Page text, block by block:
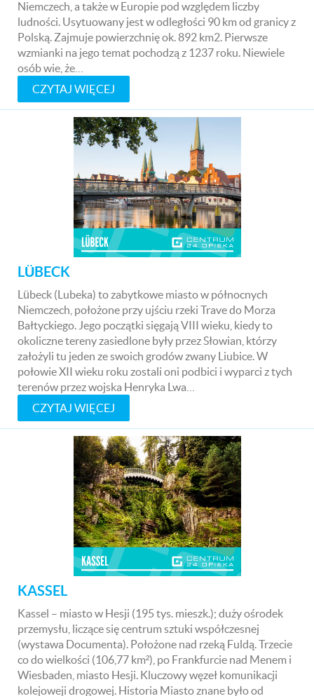
Niemczech, a także w Europie pod względem liczby
ludności. Usytuowany jest w odległości 90 km od granicy z
Polską. Zajmuje powierzchnię ok. 892 km2. Pierwsze
wzmianki na jego temat pochodzą z 1237 roku. Niewiele
osób wie, że…
CZYTAJ WIĘCEJ
LÜBECK
Lübeck (Lubeka) to zabytkowe miasto w północnych
Niemczech, położone przy ujściu rzeki Trave do Morza
Bałtyckiego. Jego początki sięgają VIII wieku, kiedy to
okoliczne tereny zasiedlone były przez Słowian, którzy
założyli tu jeden ze swoich grodów zwany Liubice. W
połowie XII wieku roku zostali oni podbici i wyparci z tych
terenów przez wojska Henryka Lwa…
CZYTAJ WIĘCEJ
KASSEL
Kassel – miasto w Hesji (195 tys. mieszk.); duży ośrodek
przemysłu, liczące się centrum sztuki współczesnej
(wystawa Documenta). Położone nad rzeką Fuldą. Trzecie
co do wielkości (106,77 km²), po Frankfurcie nad Menem i
Wiesbaden, miasto Hesji. Kluczowy węzeł komunikacji
kolejoweji drogowej. Historia Miasto znane było od